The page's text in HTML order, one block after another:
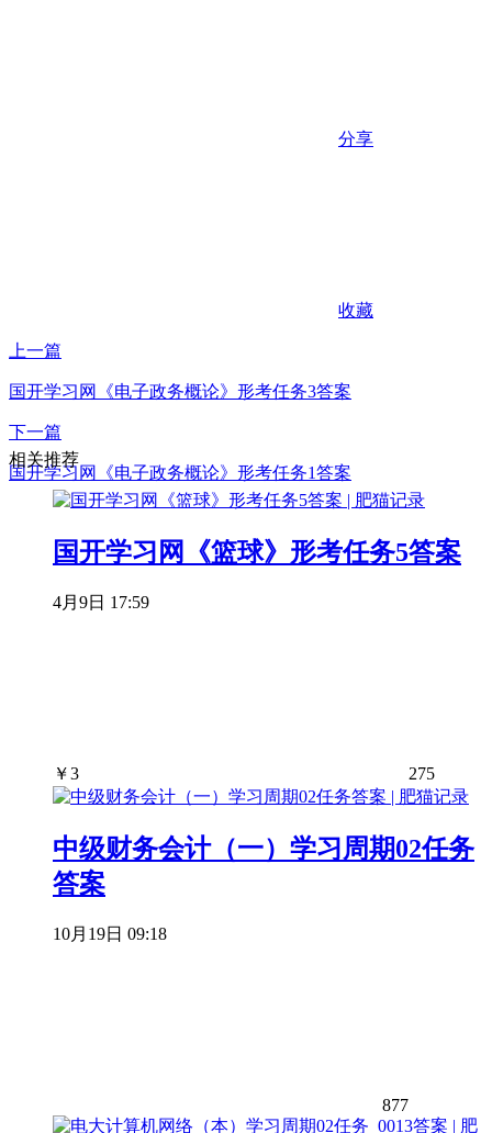
分享
收藏
上一篇
国开学习网《电子政务概论》形考任务3答案
下一篇
国开学习网《电子政务概论》形考任务1答案
相关推荐
国开学习网《篮球》形考任务5答案
4月9日 17:59
￥3 275
中级财务会计（一）学习周期02任务
答案
10月19日 09:18
877